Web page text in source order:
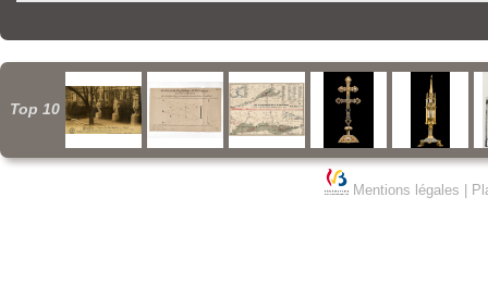
Top 10
Mentions légales